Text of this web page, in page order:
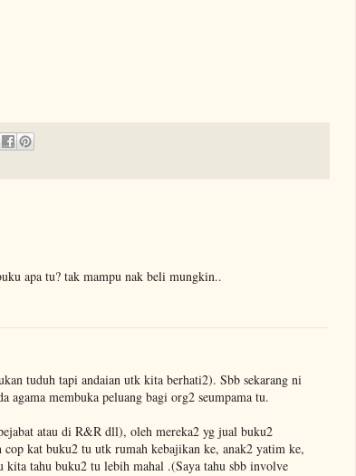
apa tu? tak mampu nak beli mungkin..
tuduh tapi andaian utk kita berhati2). Sbb sekarang ni
agama membuka peluang bagi org2 seumpama tu.
atau di R&R dll), oleh mereka2 yg jual buku2
cop kat buku2 tu utk rumah kebajikan ke, anak2 yatim ke,
tahu buku2 tu lebih mahal .(Saya tahu sbb involve